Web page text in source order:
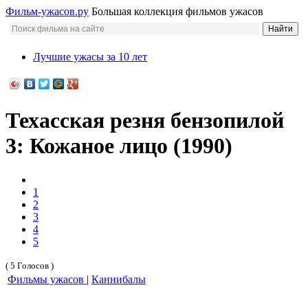
Фильм-ужасов.ру Большая коллекция фильмов ужасов
Лучшие ужасы за 10 лет
Техасская резня бензопилой
3: Кожаное лицо (1990)
1
2
3
4
5
( 5 Голосов )
Фильмы ужасов | Каннибалы